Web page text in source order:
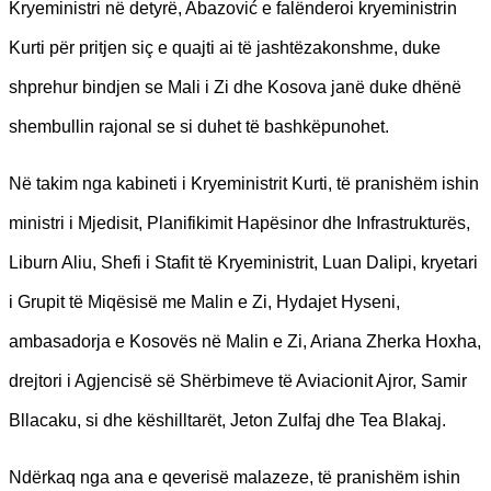
Kryeministri në detyrë, Abazović e falënderoi kryeministrin
Kurti për pritjen siç e quajti ai të jashtëzakonshme, duke
shprehur bindjen se Mali i Zi dhe Kosova janë duke dhënë
shembullin rajonal se si duhet të bashkëpunohet.
Në takim nga kabineti i Kryeministrit Kurti, të pranishëm ishin
ministri i Mjedisit, Planifikimit Hapësinor dhe Infrastrukturës,
Liburn Aliu, Shefi i Stafit të Kryeministrit, Luan Dalipi, kryetari
i Grupit të Miqësisë me Malin e Zi, Hydajet Hyseni,
ambasadorja e Kosovës në Malin e Zi, Ariana Zherka Hoxha,
drejtori i Agjencisë së Shërbimeve të Aviacionit Ajror, Samir
Bllacaku, si dhe këshilltarët, Jeton Zulfaj dhe Tea Blakaj.
Ndërkaq nga ana e qeverisë malazeze, të pranishëm ishin